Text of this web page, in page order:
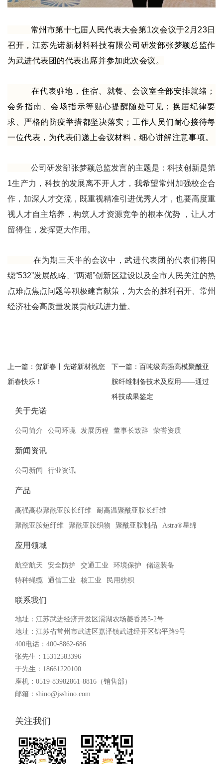
常州市第十七届人民代表大会第1次会议于2月23日
召开，江苏先诺新材料科技有限公司研发部张梦颖总监作
为武进代表团的代表出席并参加此次会议。
在代表驻地，住宿、就餐、会议室全部安排就绪；
会务指南、会场指示等贴心提醒随处可见；换届纪律要
求、严格的防疫举措都坚决落实；工作人员们耐心接待每
一位代表，为代表们递上会议材料，细心讲解注意事项。
公司研发部张梦颖总监发言的主题是：科技创新是第
1生产力，科技的发展离不开人才，我希望常州加强校企合
作，加深人才交流，既重视精准引进优秀人才，也要高度重
视人才自主培养，构筑人才资源竞争的根本优势 ，让人才
留得住，发挥更大作用。
在为期三天半的会议中，武进代表团的代表们将围
绕“532”发展战略、“两湖”创新区建设以及全市人民关注的热
点难点焦点问题等积极建言献策，为大会的胜利召开、常州
经济社会高质量发展贡献武进力量。
上一篇： 贺新春丨先诺新材祝您
新春快乐！
下一篇： 百吨级高强高模聚酰亚
胺纤维制备技术及应用——通过
科技成果鉴定
关于先诺
公司简介 公司环境 发展历程 董事长致辞 荣誉资质
新闻资讯
公司新闻 行业资讯
产品
高强高模聚酰亚胺长纤维
耐高温聚酰亚胺长纤维
聚酰亚胺短纤维
聚酰亚胺织物 聚酰亚胺制品 Astra®星绵
应用领域
航空航天 安全防护 交通工业 环境保护
储运装备
特种绳缆
通信工业 核工业 民用纺织
联系我们
地址：江苏武进经济开发区滆湖农场菱香路5-2号
地址：江苏省常州市武进区嘉泽镇武进经开区锦平路9号
400电话：400-8862-686
张先生：15312583396
于先生：18661220100
座机：0519-83982861-8816（销售部）
邮箱：shino@jsshino.com
关注我们